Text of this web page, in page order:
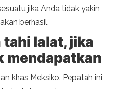
jika Anda tidak yakin
berhasil.
tahi lalat, jika
mendapatkan
khas Meksiko. Pepatah ini